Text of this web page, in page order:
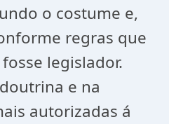
o costume e,
regras que
legislador.
e na
autorizadas á